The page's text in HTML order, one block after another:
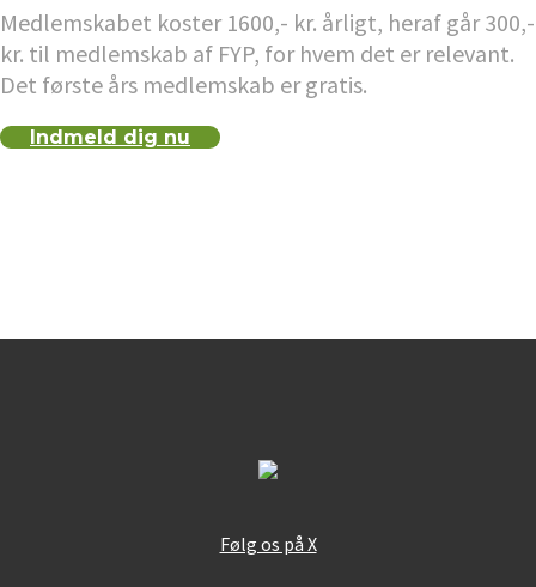
Medlemskabet koster 1600,- kr. årligt, heraf går 300,-
kr. til medlemskab af FYP, for hvem det er relevant.
Det første års medlemskab er gratis.
Indmeld dig nu
Følg os på X